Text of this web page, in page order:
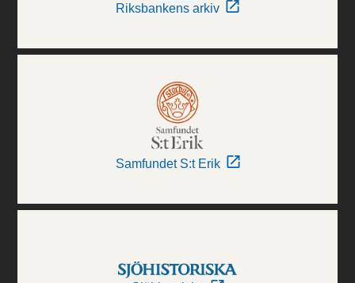
Riksbankens arkiv
Samfundet S:t Erik